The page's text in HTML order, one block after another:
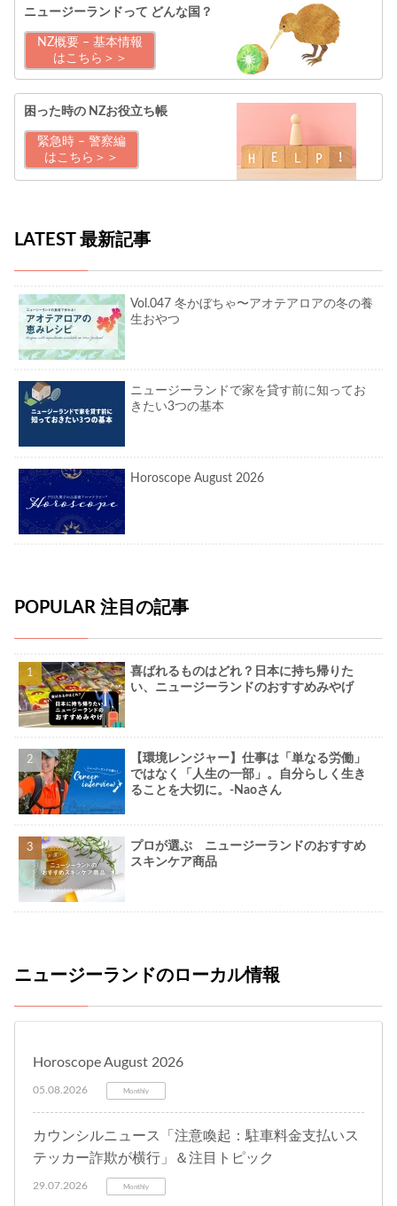
ニュージーランドって どんな国？
NZ概要 – 基本情報
はこちら＞＞
困った時の NZお役立ち帳
緊急時 – 警察編
はこちら＞＞
LATEST 最新記事
Vol.047 冬かぼちゃ〜アオテアロアの冬の養
生おやつ
ニュージーランドで家を貸す前に知ってお
きたい3つの基本
Horoscope August 2026
POPULAR 注目の記事
喜ばれるものはどれ？日本に持ち帰りた
い、ニュージーランドのおすすめみやげ
【環境レンジャー】仕事は「単なる労働」
ではなく「人生の一部」。自分らしく生き
ることを大切に。-Naoさん
プロが選ぶ ニュージーランドのおすすめ
スキンケア商品
ニュージーランドのローカル情報
Horoscope August 2026
05.08.2026 Monthly
カウンシルニュース「注意喚起：駐車料金支払いス
テッカー詐欺が横行」＆注目トピック
29.07.2026 Monthly